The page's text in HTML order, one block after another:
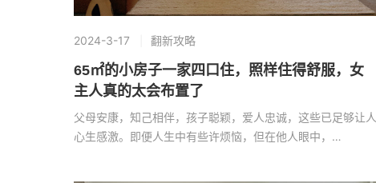
2024-3-17 翻新攻略
65㎡的小房子一家四口住，照样住得舒服，女
主人真的太会布置了
父母安康，知己相伴，孩子聪颖，爱人忠诚，这些已足够让人
心生感激。即便人生中有些许烦恼，但在他人眼中，…